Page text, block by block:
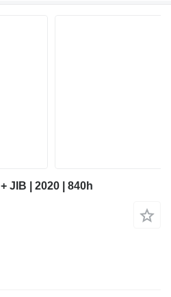
JIB | 2020 | 840h